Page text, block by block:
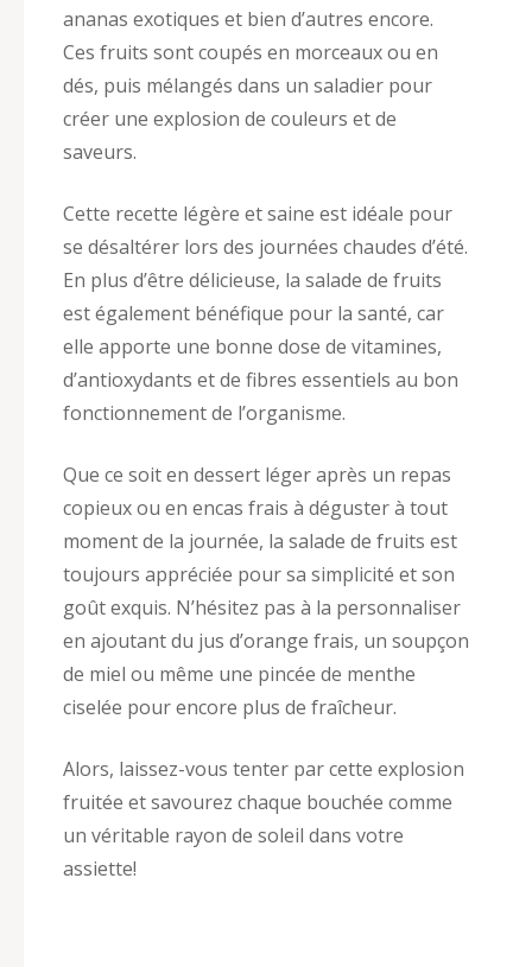
ananas exotiques et bien d’autres encore.
Ces fruits sont coupés en morceaux ou en
dés, puis mélangés dans un saladier pour
créer une explosion de couleurs et de
saveurs.
Cette recette légère et saine est idéale pour
se désaltérer lors des journées chaudes d’été.
En plus d’être délicieuse, la salade de fruits
est également bénéfique pour la santé, car
elle apporte une bonne dose de vitamines,
d’antioxydants et de fibres essentiels au bon
fonctionnement de l’organisme.
Que ce soit en dessert léger après un repas
copieux ou en encas frais à déguster à tout
moment de la journée, la salade de fruits est
toujours appréciée pour sa simplicité et son
goût exquis. N’hésitez pas à la personnaliser
en ajoutant du jus d’orange frais, un soupçon
de miel ou même une pincée de menthe
ciselée pour encore plus de fraîcheur.
Alors, laissez-vous tenter par cette explosion
fruitée et savourez chaque bouchée comme
un véritable rayon de soleil dans votre
assiette!